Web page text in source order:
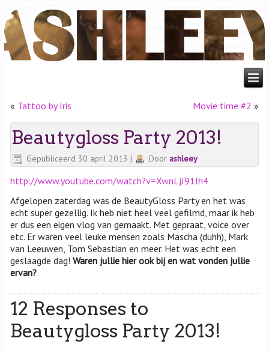
« Tattoo by Iris Movie time #2 »
Beautygloss Party 2013!
Gepubliceerd 30 april 2013 | Door ashleey
http://www.youtube.com/watch?v=XwnLjJ91Ih4
Afgelopen zaterdag was de BeautyGloss Party en het was
echt super gezellig. Ik heb niet heel veel gefilmd, maar ik heb
er dus een eigen vlog van gemaakt. Met gepraat, voice over
etc. Er waren veel leuke mensen zoals Mascha (duhh), Mark
van Leeuwen, Tom Sebastian en meer. Het was echt een
geslaagde dag!Waren jullie hier ook bij en wat vonden jullie
ervan?
12 Responses to
Beautygloss Party 2013!